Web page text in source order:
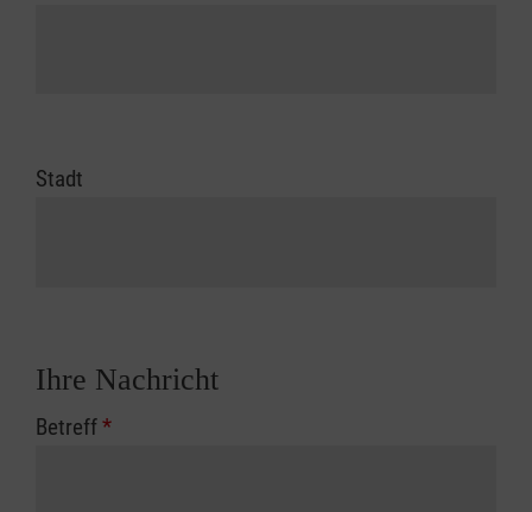
Stadt
Ihre Nachricht
Betreff*